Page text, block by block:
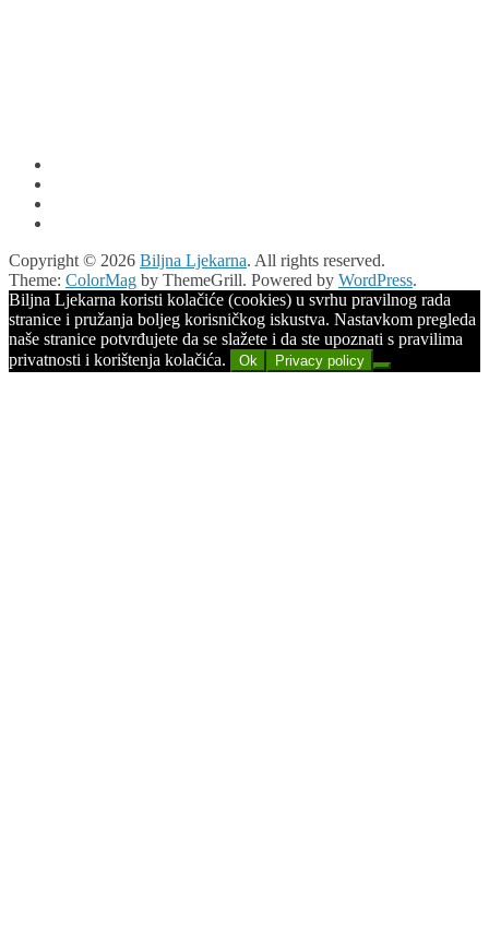
Copyright © 2026 Biljna Ljekarna. All rights reserved.
Theme: ColorMag by ThemeGrill. Powered by WordPress.
Biljna Ljekarna koristi kolačiće (cookies) u svrhu pravilnog rada
stranice i pružanja boljeg korisničkog iskustva. Nastavkom pregleda
naše stranice potvrđujete da se slažete i da ste upoznati s pravilima
privatnosti i korištenja kolačića.
Ok Privacy policy